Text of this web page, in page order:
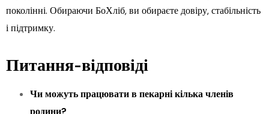
поколінні. Обираючи БоХліб, ви обираєте довіру, стабільність
і підтримку.
Питання-відповіді
Чи можуть працювати в пекарні кілька членів
родини?